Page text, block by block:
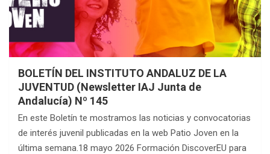
BOLETÍN DEL INSTITUTO ANDALUZ DE LA
JUVENTUD (Newsletter IAJ Junta de
Andalucía) Nº 145
En este Boletín te mostramos las noticias y convocatorias
de interés juvenil publicadas en la web Patio Joven en la
última semana.18 mayo 2026 Formación DiscoverEU para